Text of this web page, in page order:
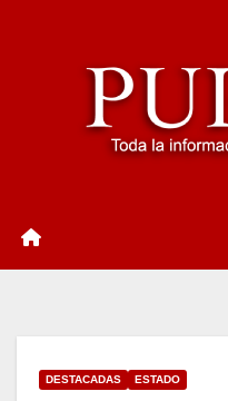
DESTACADAS ESTADO